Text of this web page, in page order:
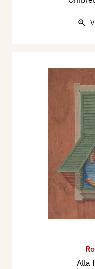
Alla